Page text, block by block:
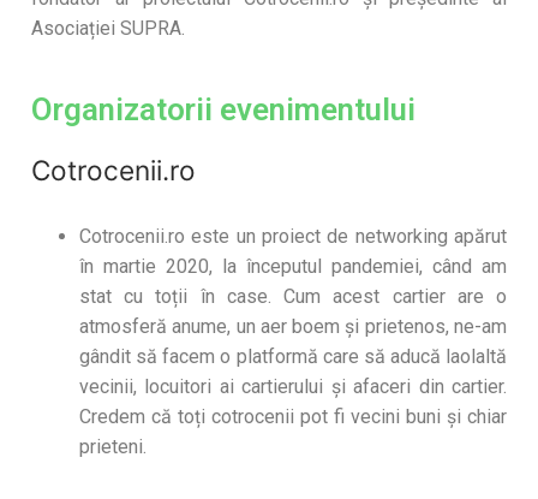
Asociației SUPRA.
Organizatorii evenimentului
Cotrocenii.ro
Cotrocenii.ro este un proiect de networking apărut
în martie 2020, la începutul pandemiei, când am
stat cu toții în case. Cum acest cartier are o
atmosferă anume, un aer boem și prietenos, ne-am
gândit să facem o platformă care să aducă laolaltă
vecinii, locuitori ai cartierului și afaceri din cartier.
Credem că toți cotrocenii pot fi vecini buni și chiar
prieteni.